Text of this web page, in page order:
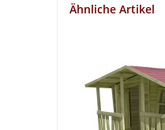
Ähnliche Artikel